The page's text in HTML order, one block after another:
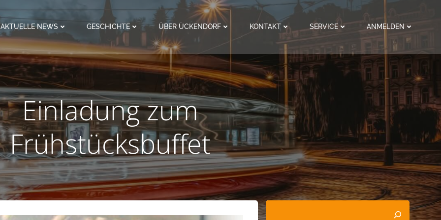
AKTUELLE NEWS GESCHICHTE ÜBER ÜCKENDORF KONTAKT SERVICE ANMELDEN
Einladung zum
Frühstücksbuffet
Suchen